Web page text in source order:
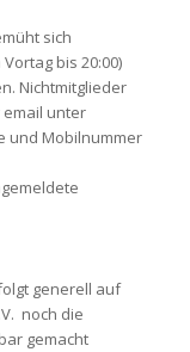
sich
bis 20:00)
Nichtmitglieder
unter
und Mobilnummer
generell auf
noch die
gemacht